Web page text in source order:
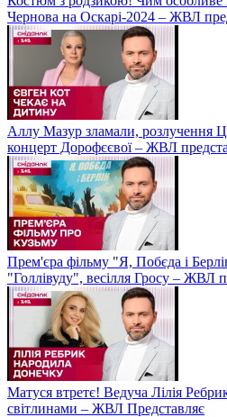
Чернова на Оскарі-2024 – ЖВЛ
Аллу Мазур зламали, розлучення
концерт Дорофєєвої – ЖВЛ
Прем'єра фільму "Я, Побєда і
"Голлівуду", весілля Гросу – ЖВЛ
Матуся втретє! Ведуча Лілія
світлинами – ЖВЛ Представляє